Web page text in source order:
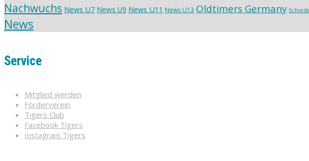
Nachwuchs News U7 News U9 News U11 News U13 Oldtimers Germany
News
Service
Mitglied werden
Förderverein
Tigers Club
Facebook Tigers
Instagram Tigers